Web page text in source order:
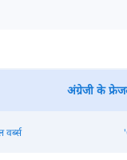
अंग्रेजी के